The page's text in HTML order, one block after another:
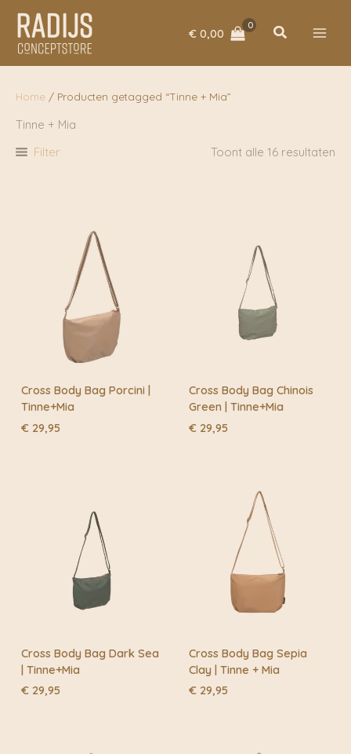
naar
inhoud
€ 0,00 Zoeken
Home / Producten getagged “Tinne + Mia”
Tinne + Mia
Filter Toont alle 16 resultaten
Cross Body Bag Porcini |
Tinne+Mia
€ 29,95
Cross Body Bag Chinois
Green | Tinne+Mia
€ 29,95
Cross Body Bag Dark Sea
| Tinne+Mia
€ 29,95
Cross Body Bag Sepia
Clay | Tinne + Mia
€ 29,95